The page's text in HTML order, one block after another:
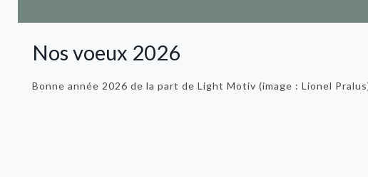
Nos voeux 2026
Bonne année 2026 de la part de Light Motiv (image : Lionel